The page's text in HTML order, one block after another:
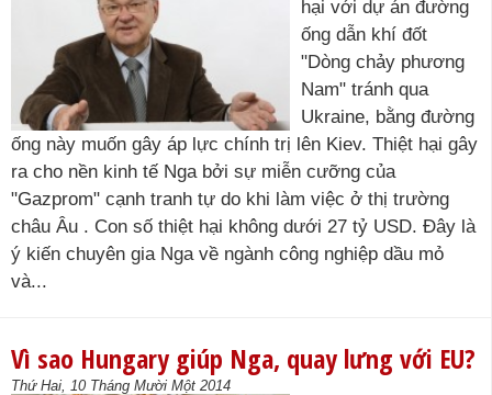
hại với dự án đường
ống dẫn khí đốt
"Dòng chảy phương
Nam" tránh qua
Ukraine, bằng đường
ống này muốn gây áp lực chính trị lên Kiev. Thiệt hại gây
ra cho nền kinh tế Nga bởi sự miễn cưỡng của
"Gazprom" cạnh tranh tự do khi làm việc ở thị trường
châu Âu . Con số thiệt hại không dưới 27 tỷ USD. Đây là
ý kiến chuyên gia Nga về ngành công nghiệp dầu mỏ
và...
Vì sao Hungary giúp Nga, quay lưng với EU?
Thứ Hai, 10 Tháng Mười Một 2014